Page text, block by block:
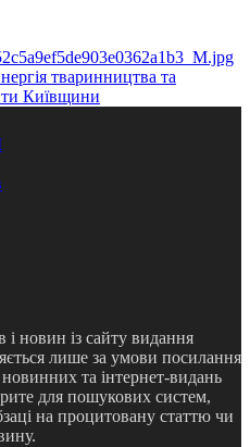
тваринництва та
Київщини
і новин із сайту видання
лише за умови посилання
та інтернет-видань
для пошукових систем,
на процитовану статтю чи